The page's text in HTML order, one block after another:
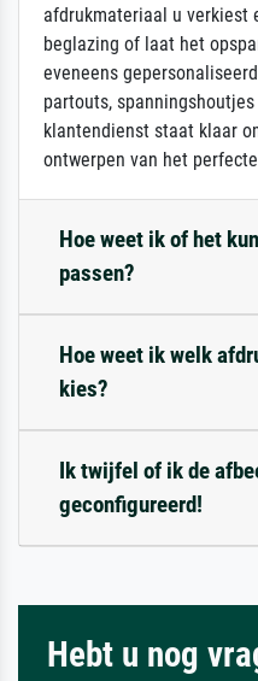
afdrukmateriaal u verkiest
beglazing of laat het
eveneens
partouts,
klantendienst staat klaar
ontwerpen van het
Hoe weet ik of het
passen?
Hoe weet ik welk
kies?
Ik twijfel of ik de
geconfigureerd!
Hebt u nog